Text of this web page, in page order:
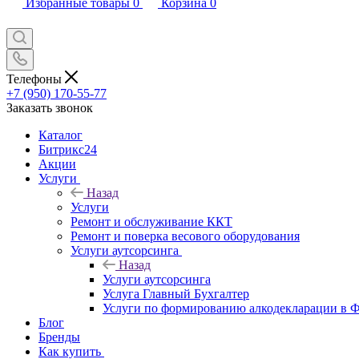
Избранные товары 0 Корзина 0
Телефоны
+7 (950) 170-55-77
Заказать звонок
Каталог
Битрикс24
Акции
Услуги
Назад
Услуги
Ремонт и обслуживание ККТ
Ремонт и поверка весового оборудования
Услуги аутсорсинга
Назад
Услуги аутсорсинга
Услуга Главный Бухгалтер
Услуги по формированию алкодекларации в
Блог
Бренды
Как купить